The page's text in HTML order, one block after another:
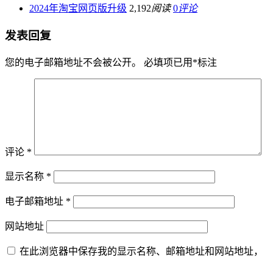
2024年淘宝网页版升级 2,192阅读 0评论
发表回复
您的电子邮箱地址不会被公开。 必填项已用 *标注
评论 *
显示名称 *
电子邮箱地址 *
网站地址
在此浏览器中保存我的显示名称、邮箱地址和网站地址，